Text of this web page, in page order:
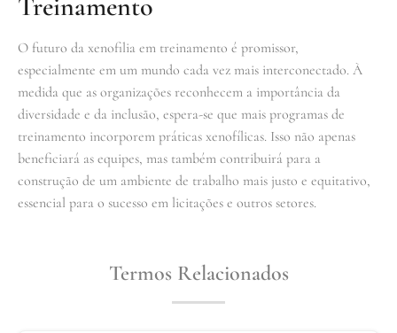
O futuro da xenofilia em treinamento é promissor,
especialmente em um mundo cada vez mais interconectado. À
medida que as organizações reconhecem a importância da
diversidade e da inclusão, espera-se que mais programas de
treinamento incorporem práticas xenofílicas. Isso não apenas
beneficiará as equipes, mas também contribuirá para a
construção de um ambiente de trabalho mais justo e equitativo,
essencial para o sucesso em licitações e outros setores.
Termos Relacionados